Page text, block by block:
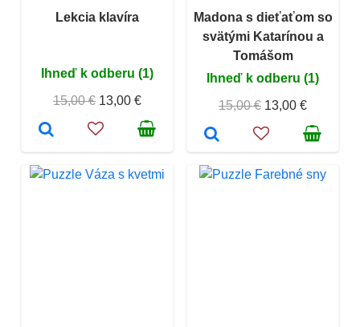
Lekcia klavíra
Ihneď k odberu (1)
15,00 € 13,00 €
Madona s dieťaťom so
svätými Katarínou a
Tomášom
Ihneď k odberu (1)
15,00 € 13,00 €